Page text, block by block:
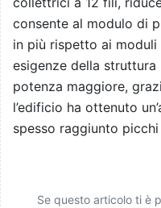
consente al modulo di
in più rispetto ai
esigenze della
potenza maggiore,
l’edificio ha ottenuto
spesso raggiunto
Se questo articolo ti è